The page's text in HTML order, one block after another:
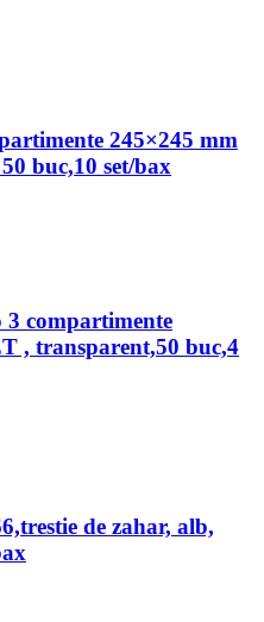
245×245 mm
buc,10 set/bax
compartimente
, transparent,50 buc,4
de zahar, alb,